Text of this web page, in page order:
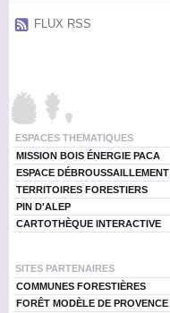
FLUX RSS
ESPACES THEMATIQUES
MISSION BOIS ÉNERGIE PACA
ESPACE DÉBROUSSAILLEMENT
TERRITOIRES FORESTIERS
PIN D'ALEP
CARTOTHÈQUE INTERACTIVE
SITES PARTENAIRES
COMMUNES FORESTIÈRES
FORÊT MODÈLE DE PROVENCE